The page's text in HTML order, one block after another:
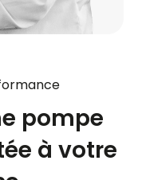
pompe
à votre